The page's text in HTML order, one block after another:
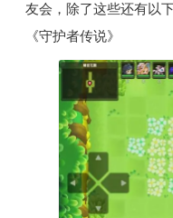
友会，除了这些还有以下
《守护者传说》